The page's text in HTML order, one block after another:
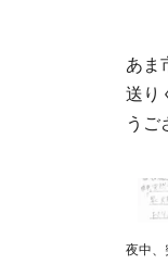
あま
送り
うご
夜中、